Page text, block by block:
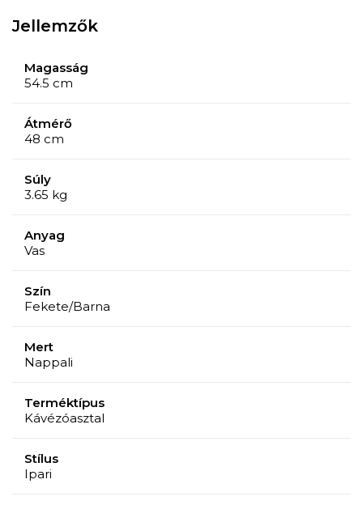
Jellemzők
Magasság
54.5 cm
Átmérő
48 cm
Súly
3.65 kg
Anyag
Vas
Szín
Fekete/Barna
Mert
Nappali
Terméktípus
Kávézóasztal
Stílus
Ipari